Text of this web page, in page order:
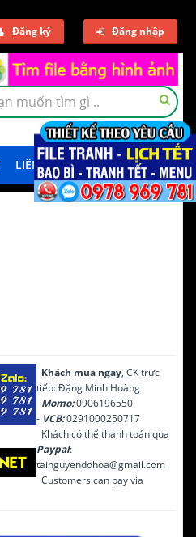
Đăng ký Đăng nhập
LIÊN HỆ TẢI DEMO
Khách mua ngay, CK trực
tiếp: Đặng Minh Hoàng
Momo:0906196550
- VCB:0291000250717
Khách có thể thanh toán qua
Paypal:
tainguyendohoa@gmail.com
Customers can pay via